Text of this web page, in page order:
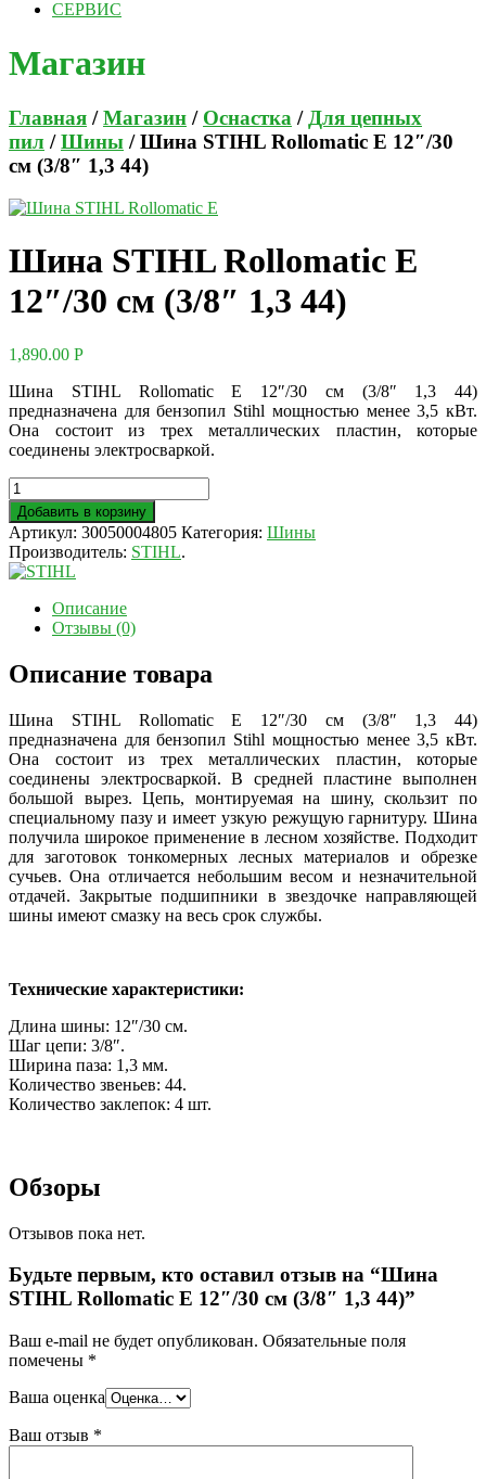
СЕРВИС
Магазин
Главная /Магазин / Оснастка /Для цепных
пил /Шины / Шина STIHL Rollomatic E 12″/30
см (3/8″ 1,3 44)
Шина STIHL Rollomatic E
12″/30 см (3/8″ 1,3 44)
1,890.00 Р
Шина STIHL Rollomatic E 12″/30 см (3/8″ 1,3 44)
предназначена для бензопил Stihl мощностью менее 3,5 кВт.
Она состоит из трех металлических пластин, которые
соединены электросваркой.
Добавить в корзину
Артикул: 30050004805 Категория: Шины
Производитель: STIHL.
Описание
Отзывы (0)
Описание товара
Шина STIHL Rollomatic E 12″/30 см (3/8″ 1,3 44)
предназначена для бензопил Stihl мощностью менее 3,5 кВт.
Она состоит из трех металлических пластин, которые
соединены электросваркой. В средней пластине выполнен
большой вырез. Цепь, монтируемая на шину, скользит по
специальному пазу и имеет узкую режущую гарнитуру. Шина
получила широкое применение в лесном хозяйстве. Подходит
для заготовок тонкомерных лесных материалов и обрезке
сучьев. Она отличается небольшим весом и незначительной
отдачей. Закрытые подшипники в звездочке направляющей
шины имеют смазку на весь срок службы.
Технические характеристики:
Длина шины: 12″/30 см.
Шаг цепи: 3/8″.
Ширина паза: 1,3 мм.
Количество звеньев: 44.
Количество заклепок: 4 шт.
Обзоры
Отзывов пока нет.
Будьте первым, кто оставил отзыв на “Шина
STIHL Rollomatic E 12″/30 см (3/8″ 1,3 44)”
Ваш e-mail не будет опубликован. Обязательные поля
помечены *
Ваша оценка
Ваш отзыв *